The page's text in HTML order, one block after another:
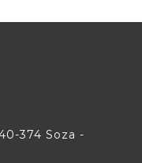
374 Soza -